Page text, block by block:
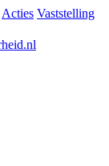
Acties Vaststelling